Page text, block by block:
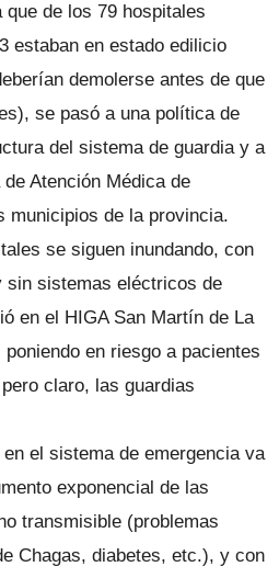
de los 79 hospitales
estaban en estado edilicio
demolerse antes de que
se pasó a una política de
del sistema de guardia y a
Atención Médica de
municipios de la provincia.
se siguen inundando, con
sin sistemas eléctricos de
en el HIGA San Martín de La
en riesgo a pacientes
claro, las guardias
el sistema de emergencia va
exponencial de las
transmisible (problemas
Chagas, diabetes, etc.), y con